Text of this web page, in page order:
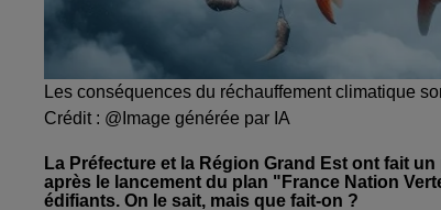
Les conséquences du réchauffement climatique
Crédit : @Image générée par IA
La Préfecture et la Région Grand Est ont fait
après le lancement du plan "France Nation
édifiants. On le sait, mais que fait-on ?